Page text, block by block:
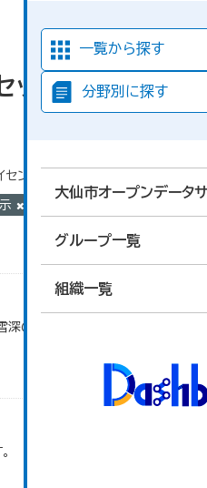
一覧から探す
分野別に探す
大仙市オープンデータ
グループ一覧
組織一覧
ットが見つか
センス:
深の一覧（平成17年度以